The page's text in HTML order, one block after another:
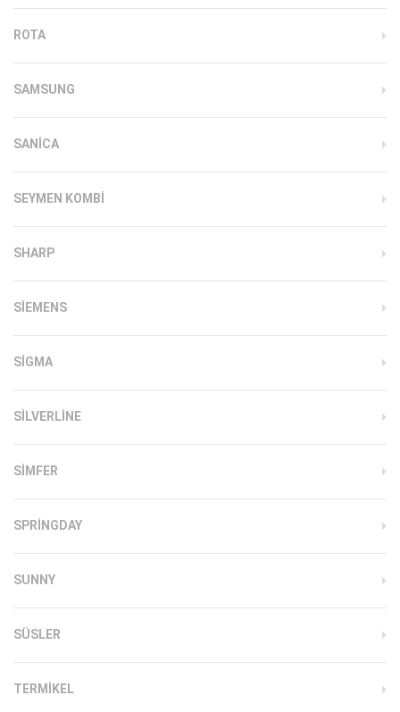
ROTA
SAMSUNG
SANICA
SEYMEN KOMBI
SHARP
SIEMENS
SIGMA
SILVERLINE
SIMFER
SPRINGDAY
SUNNY
SÜSLER
TERMIKEL